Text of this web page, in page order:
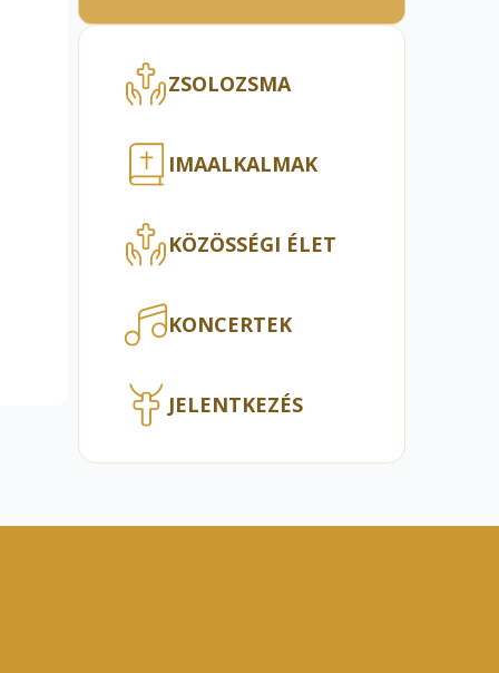
ZSOLOZSMA
IMAALKALMAK
KÖZÖSSÉGI ÉLET
KONCERTEK
JELENTKEZÉS